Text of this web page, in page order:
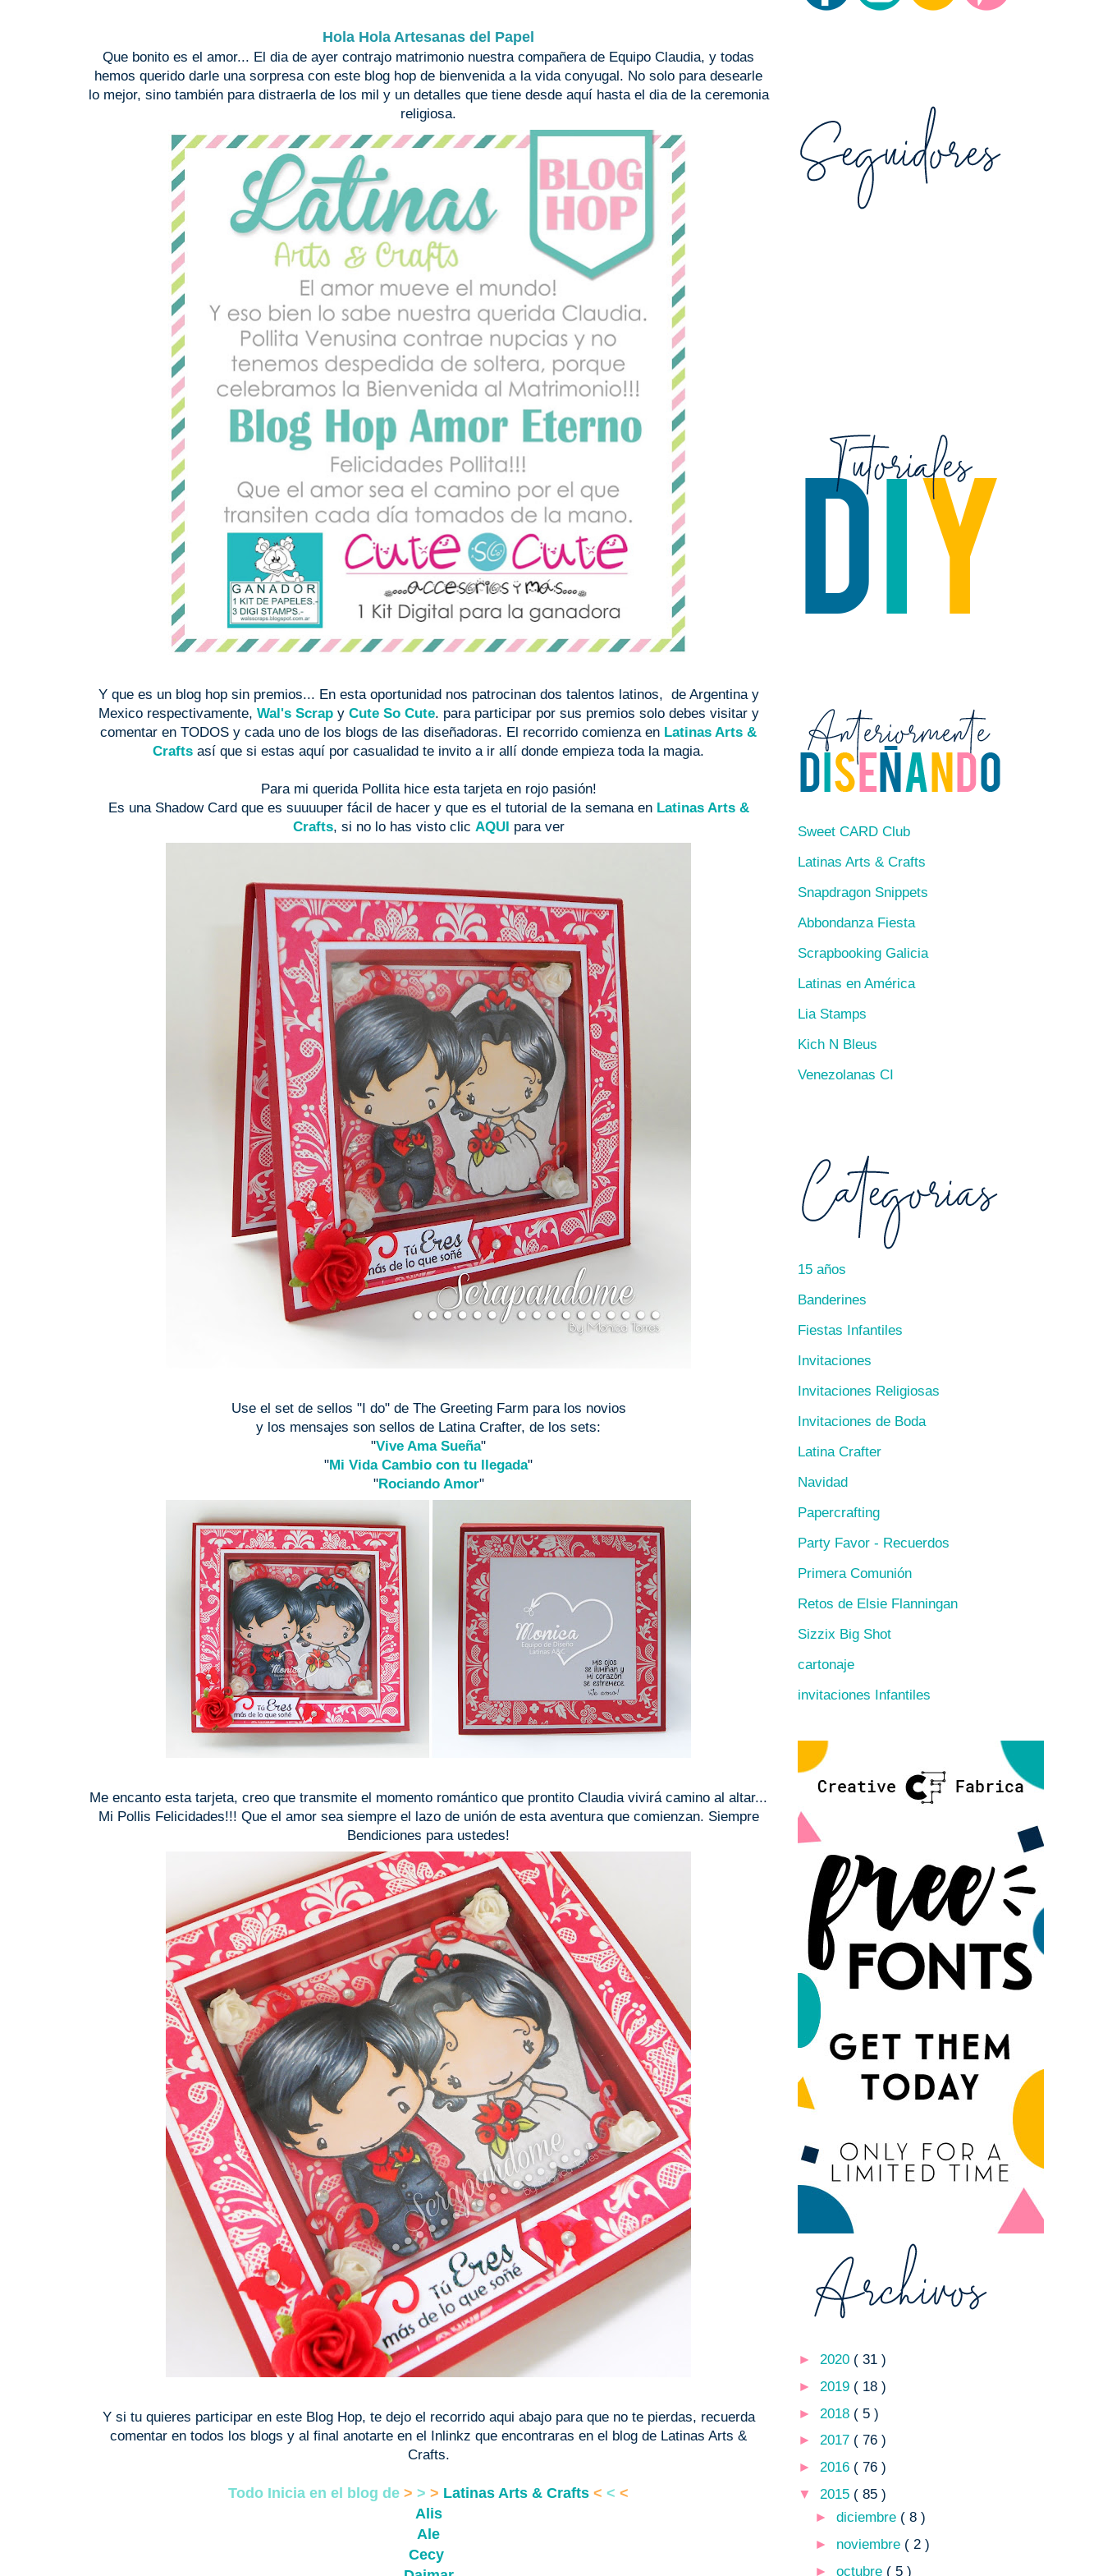
Hola Hola Artesanas del Papel
Que bonito es el amor... El dia de ayer contrajo matrimonio nuestra compañera de Equipo Claudia, y todas
hemos querido darle una sorpresa con este blog hop de bienvenida a la vida conyugal. No solo para desearle
lo mejor, sino también para distraerla de los mil y un detalles que tiene desde aquí hasta el dia de la ceremonia
religiosa.
Y que es un blog hop sin premios... En esta oportunidad nos patrocinan dos talentos latinos, de Argentina y
Mexico respectivamente, Wal's Scrapy Cute So Cute. para participar por sus premios solo debes visitar y
comentar en TODOS y cada uno de los blogs de las diseñadoras. El recorrido comienza en Latinas Arts &
Crafts así que si estas aquí por casualidad te invito a ir allí donde empieza toda la magia.
Para mi querida Pollita hice esta tarjeta en rojo pasión!
Es una Shadow Card que es suuuuper fácil de hacer y que es el tutorial de la semana en Latinas Arts &
Crafts, si no lo has visto clic AQUI para ver
Use el set de sellos "I do" de The Greeting Farm para los novios
y los mensajes son sellos de Latina Crafter, de los sets:
"Vive Ama Sueña"
"Mi Vida Cambio con tu llegada"
"Rociando Amor"
Me encanto esta tarjeta, creo que transmite el momento romántico que prontito Claudia vivirá camino al altar...
Mi Pollis Felicidades!!! Que el amor sea siempre el lazo de unión de esta aventura que comienzan. Siempre
Bendiciones para ustedes!
Y si tu quieres participar en este Blog Hop, te dejo el recorrido aqui abajo para que no te pierdas, recuerda
comentar en todos los blogs y al final anotarte en el Inlinkz que encontraras en el blog de Latinas Arts &
Crafts.
Todo Inicia en el blog de > > > Latinas Arts & Crafts < < <
Alis
Ale
Cecy
Sweet CARD Club
Latinas Arts & Crafts
Snapdragon Snippets
Abbondanza Fiesta
Scrapbooking Galicia
Latinas en América
Lia Stamps
Kich N Bleus
Venezolanas CI
15 años
Banderines
Fiestas Infantiles
Invitaciones
Invitaciones Religiosas
Invitaciones de Boda
Latina Crafter
Navidad
Papercrafting
Party Favor - Recuerdos
Primera Comunión
Retos de Elsie Flanningan
Sizzix Big Shot
cartonaje
invitaciones Infantiles
► 2020 ( 31 )
► 2019 ( 18 )
► 2018 ( 5 )
► 2017 ( 76 )
► 2016 ( 76 )
▼ 2015 ( 85 )
►diciembre ( 8 )
► noviembre ( 2 )
►octubre ( 5 )